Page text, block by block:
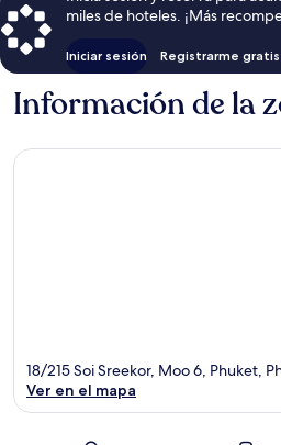
miles de hoteles. ¡Más
Iniciar sesión Registrarme gratis
Información de la
18/215 Soi Sreekor, Moo 6, Phuket,
Ver en el mapa